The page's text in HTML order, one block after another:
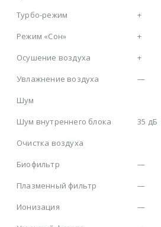
Турбо-режим
+
Режим «Сон»
+
Осушение воздуха
+
Увлажнение воздуха
—
Шум
Шум внутреннего блока
35 дБ
Очистка воздуха
Биофильтр
—
Плазменный фильтр
—
Ионизация
—